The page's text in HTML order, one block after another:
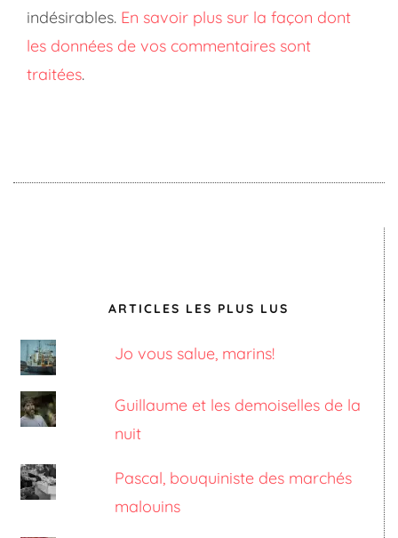
indésirables. En savoir plus sur la façon dont
les données de vos commentaires sont
traitées.
ARTICLES LES PLUS LUS
Jo vous salue, marins!
Guillaume et les demoiselles de la
nuit
Pascal, bouquiniste des marchés
malouins